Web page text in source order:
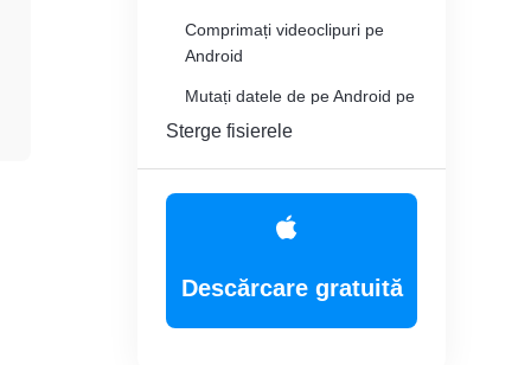
Comprimați videoclipuri pe
Android
Mutați datele de pe Android pe
iPhone
Sterge fisierele
Descărcare gratuită